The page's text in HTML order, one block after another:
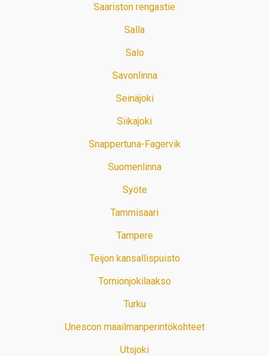
Saariston rengastie
Salla
Salo
Savonlinna
Seinäjoki
Siikajoki
Snappertuna-Fagervik
Suomenlinna
Syöte
Tammisaari
Tampere
Teijon kansallispuisto
Tornionjokilaakso
Turku
Unescon maailmanperintökohteet
Utsjoki